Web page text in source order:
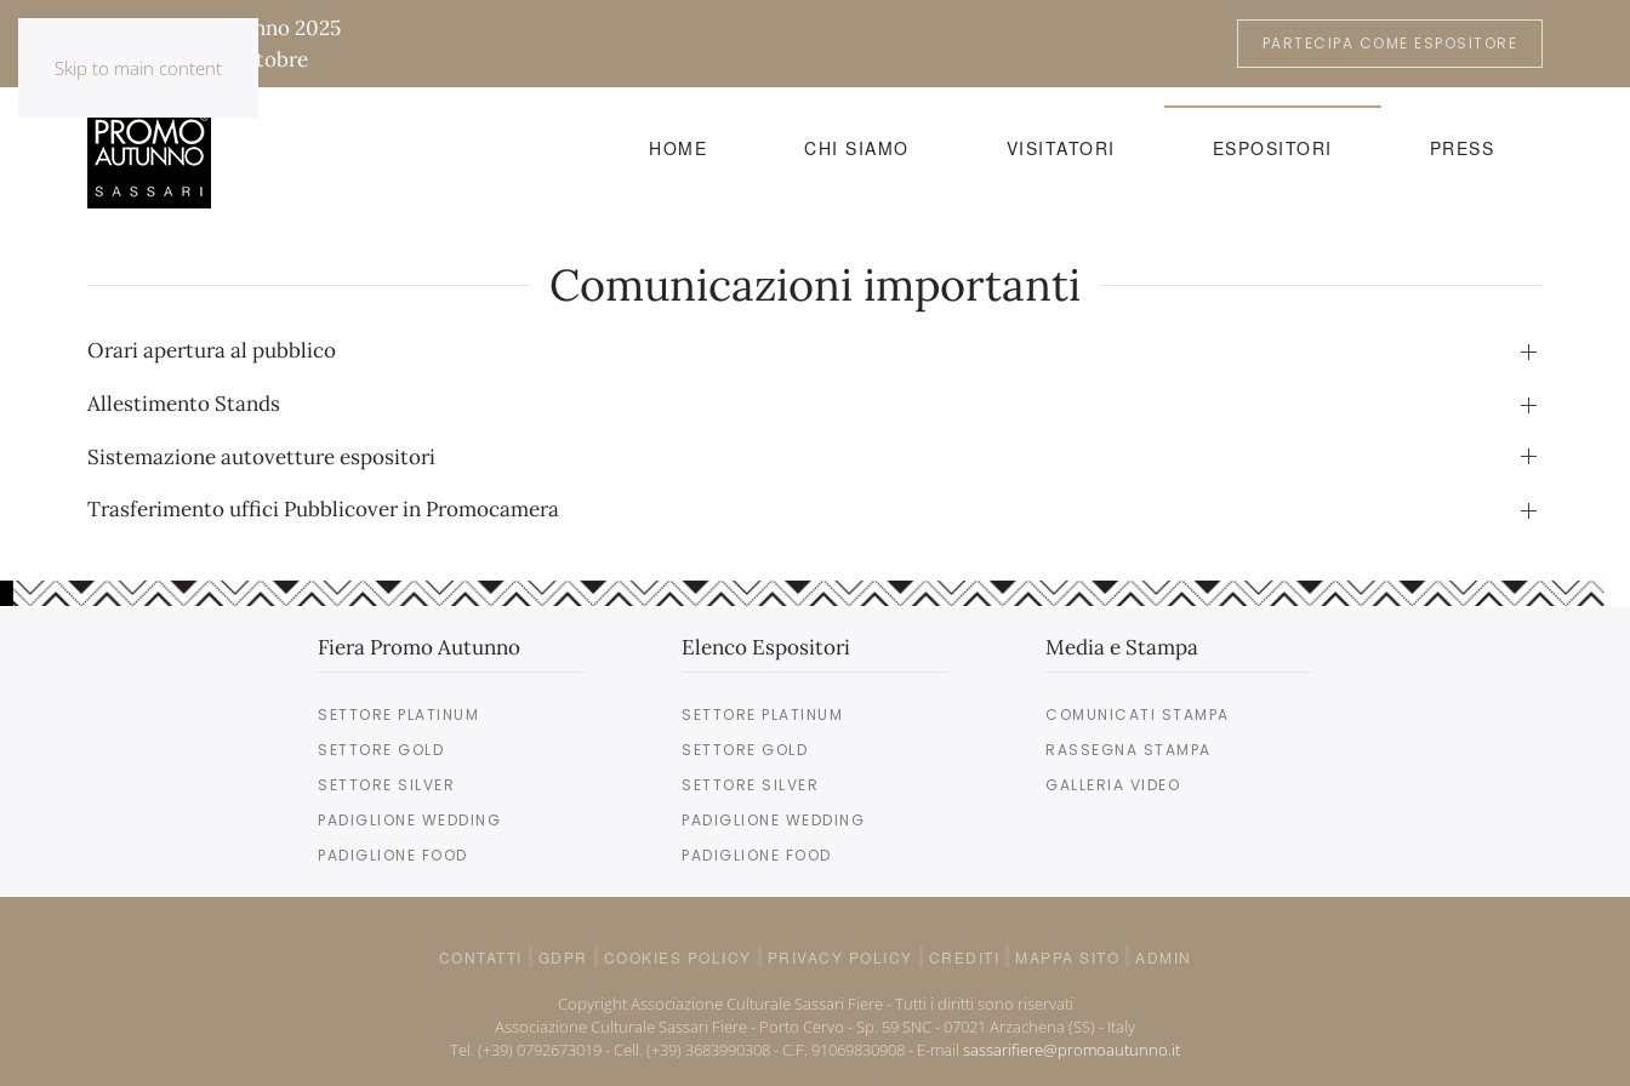
Skip to main content
Fiera Promo Autunno 2025
17 - 18 - 19 - 20 Ottobre
PARTECIPA COME ESPOSITORE
HOME CHI SIAMO VISITATORI ESPOSITORI PRESS
Comunicazioni importanti
Orari apertura al pubblico
Allestimento Stands
Sistemazione autovetture espositori
Trasferimento uffici Pubblicover in Promocamera
Fiera Promo Autunno
SETTORE PLATINUM
SETTORE GOLD
SETTORE SILVER
PADIGLIONE WEDDING
PADIGLIONE FOOD
Elenco Espositori
SETTORE PLATINUM
SETTORE GOLD
SETTORE SILVER
PADIGLIONE WEDDING
PADIGLIONE FOOD
Media e Stampa
COMUNICATI STAMPA
RASSEGNA STAMPA
GALLERIA VIDEO
CONTATTI GDPR COOKIES POLICY PRIVACY POLICY CREDITI MAPPA SITO ADMIN
Copyright Associazione Culturale Sassari Fiere - Tutti i diritti sono riservati
Associazione Culturale Sassari Fiere - Porto Cervo - Sp. 59 SNC - 07021 Arzachena (SS) - Italy
Tel. (+39) 0792673019 - Cell. (+39) 3683990308 - C.F. 91069830908 - E-mail sassarifiere@promoautunno.it